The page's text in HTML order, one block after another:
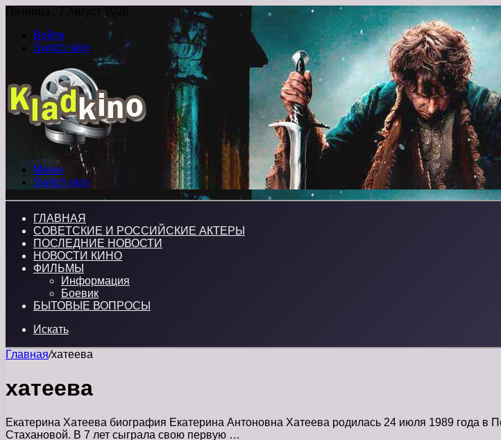
Пятница , 7 Август 2026
Войти
Switch skin
Меню
Switch skin
ГЛАВНАЯ
СОВЕТСКИЕ И РОССИЙСКИЕ АКТЕРЫ
ПОСЛЕДНИЕ НОВОСТИ
НОВОСТИ КИНО
ФИЛЬМЫ
Информация
Боевик
БЫТОВЫЕ ВОПРОСЫ
Искать
Главная/хатеева
хатеева
Екатерина Хатеева биография Екатерина Антоновна Хатеева родилась 24 июля 1989 года
Стахановой. В 7 лет сыграла свою первую …